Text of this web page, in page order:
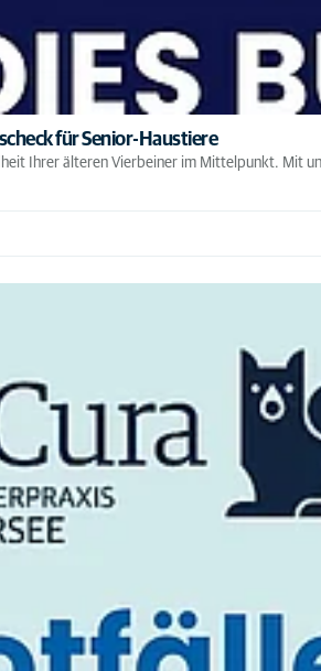
für Senior-Haustiere
Ihrer älteren Vierbeiner im Mittelpunkt. Mit